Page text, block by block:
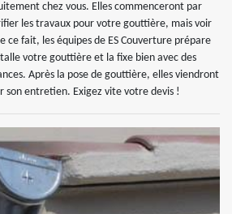
chez vous. Elles commenceront par
les travaux pour votre gouttière, mais voir
ce fait, les équipes de ES Couverture prépare
votre gouttière et la fixe bien avec des
Après la pose de gouttière, elles viendront
entretien. Exigez vite votre devis !